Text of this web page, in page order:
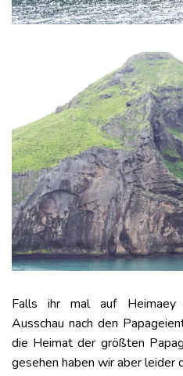
Falls ihr mal auf Heimaey
Ausschau nach den
die Heimat der größten
gesehen haben wir aber leider